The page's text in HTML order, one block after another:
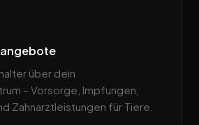
über dein
– Vorsorge, Impfungen,
Zahnarztleistungen für Tiere.